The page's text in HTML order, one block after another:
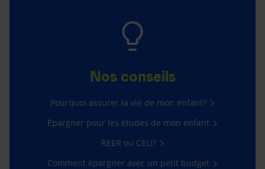
Nos conseils
Pourquoi assurer la vie de mon enfant?
Épargner pour les études de mon enfant
REER ou CELI?
Comment épargner avec un petit budget